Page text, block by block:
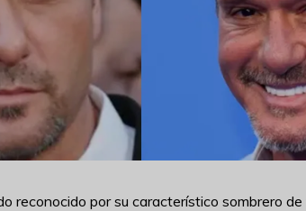
reconocido por su característico sombrero